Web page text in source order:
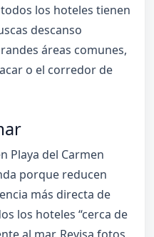
los hoteles tienen
descanso
áreas comunes,
o el corredor de
Playa del Carmen
porque reducen
más directa de
los hoteles “cerca de